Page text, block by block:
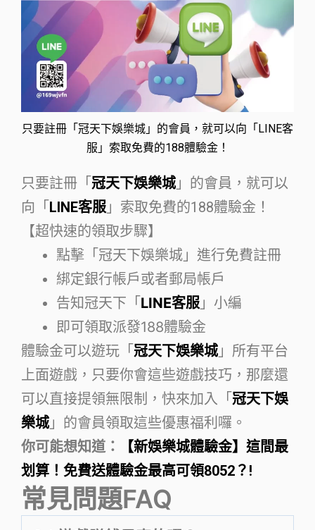
只要註冊「冠天下娛樂城」的會員，就可以向「LINE客
服」索取免費的188體驗金！
只要註冊「 冠天下娛樂城」的會員，就可以
向「 LINE客服 」索取免費的188體驗金！
【超快速的領取步驟】
點擊「冠天下娛樂城」進行免費註冊
綁定銀行帳戶或者郵局帳戶
告知冠天下「 LINE客服 」小編
即可領取派發188體驗金
體驗金可以遊玩「 冠天下娛樂城」所有平台
上面遊戲，只要你會這些遊戲技巧，那麼還
可以直接提領無限制，快來加入「 冠天下娛
樂城」的會員領取這些優惠福利囉。
你可能想知道：
【新娛樂城體驗金】這間最
划算！免費送體驗金最高可領8052？!
常見問題FAQ